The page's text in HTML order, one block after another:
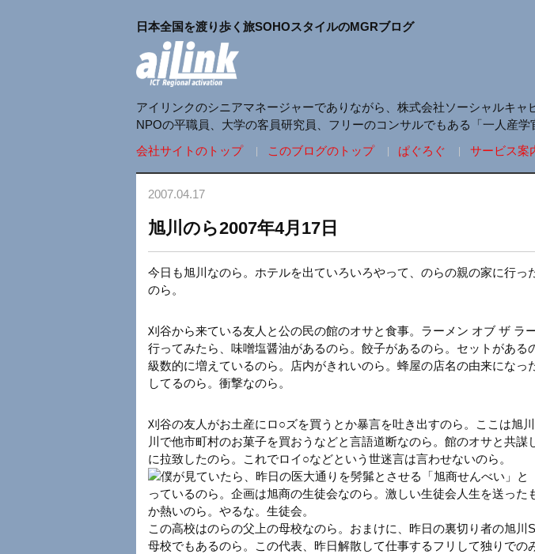
日本全国を渡り歩く旅SOHOスタイルのMGRブログ
アイリンクのシニアマネージャーでありながら、株式会社ソーシャルキ
NPOの平職員、大学の客員研究員、フリーのコンサルでもある「一人産学
会社サイトのトップ
このブログのトップ ぱぐろぐ サービス案
2007.04.17
旭川のら2007年4月17日
今日も旭川なのら。ホテルを出ていろいろやって、のらの親の家に行っ
のら。
刈谷から来ている友人と公の民の館のオサと食事。ラーメン オブ ザ ラ
行ってみたら、味噌塩醤油があるのら。餃子があるのら。セットがある
級数的に増えているのら。店内がきれいのら。蜂屋の店名の由来になっ
してるのら。衝撃なのら。
刈谷の友人がお土産にロ○ズを買うとか暴言を吐き出すのら。ここは旭
川で他市町村のお菓子を買おうなどと言語道断なのら。館のオサと共謀
に拉致したのら。これでロイ○などという世迷言は言わせないのら。
僕が見ていたら、昨日の医大通りを髣髴とさせる「旭商せんべい」と
っているのら。企画は旭商の生徒会なのら。激しい生徒会人生を送った
か熱いのら。やるな。生徒会。
この高校はのらの父上の母校なのら。おまけに、昨日の裏切り者の旭川
母校でもあるのら。この代表、昨日解散して仕事するフリして独りでの